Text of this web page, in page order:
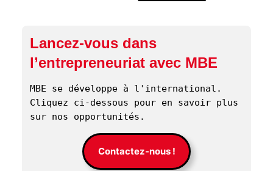
Lancez-vous dans
l’entrepreneuriat avec MBE
MBE se développe à l'international.
Cliquez ci-dessous pour en savoir plus
sur nos opportunités.
Contactez-nous !